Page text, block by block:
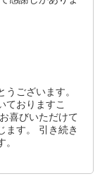
ございます。
ておりますこ
喜びいただけて
ます。 引き続き